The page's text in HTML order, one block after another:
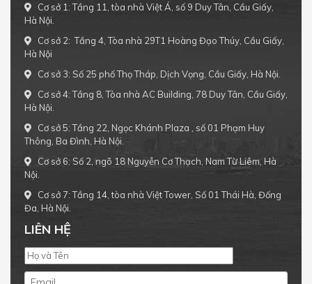
Cơ sở 1: Tầng 11, tòa nhà Việt Á, số 9 Duy Tân, Cầu Giấy,
Hà Nội.
Cơ sở 2: Tầng 4, Tòa nhà 29T1 Hoàng Đạo Thúy, Cầu Giấy,
Hà Nội
Cơ sở 3: Số 25 phố Thọ Tháp, Dịch Vọng, Cầu Giấy, Hà Nội.
Cơ sở 4: Tầng 8, Tòa nhà AC Building, 78 Duy Tân, Cầu Giấy,
Hà Nội.
Cơ sở 5: Tầng 22, Ngọc Khánh Plaza , số 01 Phạm Huy
Thông, Ba Đình, Hà Nội.
Cơ sở 6: Số 2, ngõ 18 Nguyễn Cơ Thạch, Nam Từ Liêm, Hà
Nội.
Cơ sở 7: Tầng 14, tòa nhà Việt Tower, Số 01 Thái Hà, Đống
Đa, Hà Nội.
LIÊN HỆ